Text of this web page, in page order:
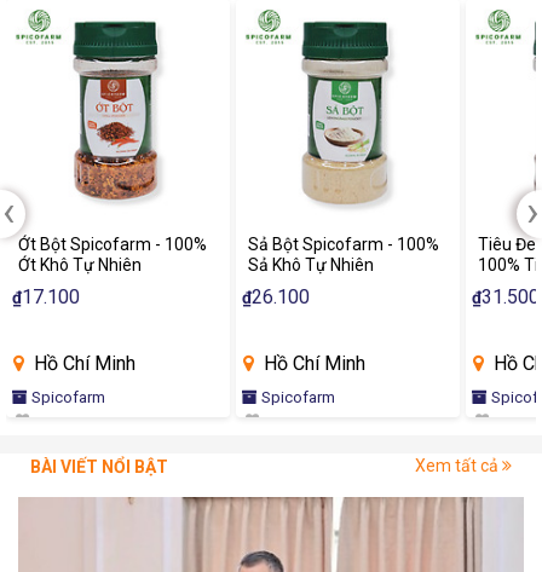
Ớt Bột Spicofarm - 100%
Ớt Khô Tự Nhiên
₫17.100
Hồ Chí Minh
Spicofarm
Sả Bột Spicofarm - 100%
Sả Khô Tự Nhiên
₫26.100
Hồ Chí Minh
Spicofarm
Tiêu
100%
Nhiên
₫31.500
Hồ
‹ ›
BÀI VIẾT NỔI BẬT Xem tất cả